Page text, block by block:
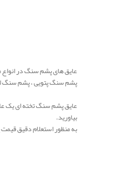
عایق های پشم سنگ در انواع
پشم سنگ پتویی ، پشم سنگ
عایق پشم سنگ تخته ای یک
بیاورید.
به منظور استعلام دقیق